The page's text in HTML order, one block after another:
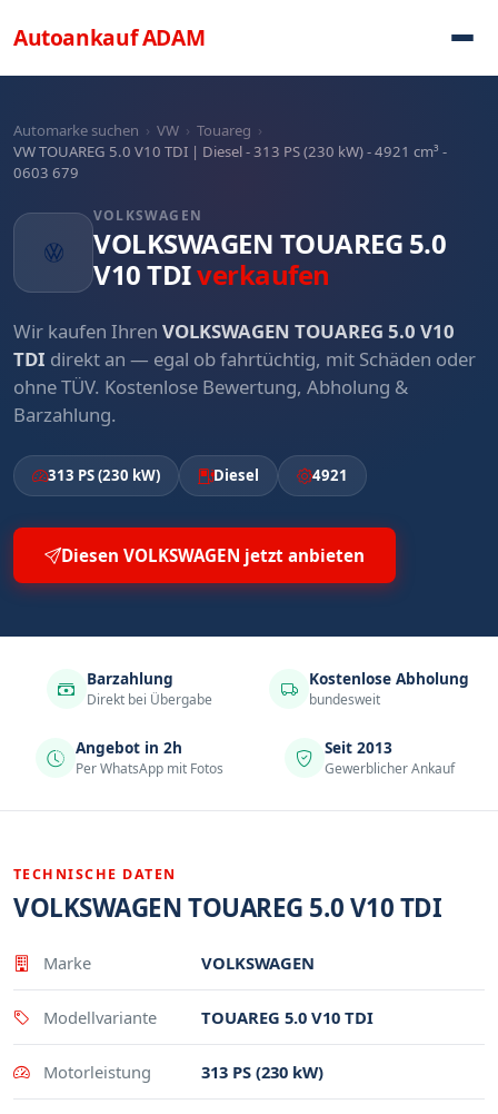
AutoankaufADAM
Automarke suchen › VW › Touareg ›
VW TOUAREG 5.0 V10 TDI | Diesel - 313 PS (230 kW) - 4921 cm³ -
0603 679
VOLKSWAGEN
VOLKSWAGEN TOUAREG 5.0
V10 TDIverkaufen
Wir kaufen Ihren VOLKSWAGEN TOUAREG 5.0 V10
TDI direkt an — egal ob fahrtüchtig, mit Schäden oder
ohne TÜV. Kostenlose Bewertung, Abholung &
Barzahlung.
313 PS (230 kW) Diesel 4921
Diesen VOLKSWAGEN jetzt anbieten
Barzahlung
Direkt bei Übergabe
Kostenlose Abholung
bundesweit
Angebot in 2h
Per WhatsApp mit Fotos
Seit 2013
Gewerblicher Ankauf
TECHNISCHE DATEN
VOLKSWAGEN TOUAREG 5.0 V10 TDI
Eigenschaft
Marke VOLKSWAGEN
Modellvariante TOUAREG 5.0 V10 TDI
Motorleistung 313 PS (230 kW)